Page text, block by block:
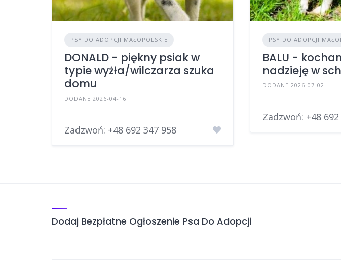
PSY DO ADOPCJI MAŁOPOLSKIE
DONALD - piękny psiak w
typie wyżła/wilczarza szuka
domu
DODANE 2026-04-16
Zadzwoń: +48 692 347 958
PSY DO ADOPCJI
BALU -
nadzieję w
DODANE 2026-07-02
Zadzwoń: +48
Dodaj Bezpłatne Ogłoszenie Psa Do Adopcji